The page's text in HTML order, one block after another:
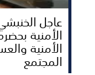
عاجل
الأمنية
الأمنية
المجتمع